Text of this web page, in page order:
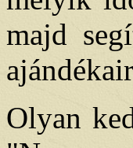
majd
Olyan